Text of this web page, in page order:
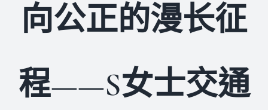
案件简介
常见问题
向公正的漫长征
程——S女士交通